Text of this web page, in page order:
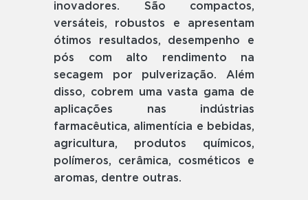
inovadores. São compactos,
versáteis, robustos e apresentam
ótimos resultados, desempenho e
pós com alto rendimento na
secagem por pulverização. Além
disso, cobrem uma vasta gama de
aplicações nas indústrias
farmacêutica, alimentícia e bebidas,
agricultura, produtos químicos,
polímeros, cerâmica, cosméticos e
aromas, dentre outras.